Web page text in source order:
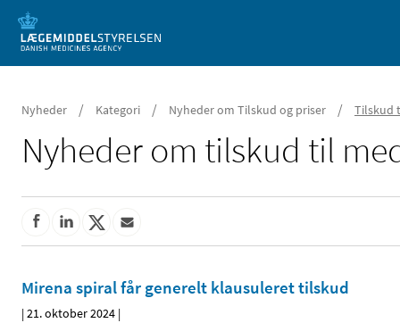
Mobil visning
Nyheder / Kategori / Nyheder om Tilskud og priser / Tilskud
Nyheder om tilskud til
Mirena spiral får generelt klausuleret tilskud
|21. oktober 2024 |